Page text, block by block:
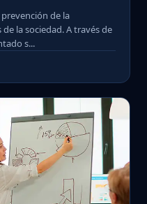
de la
la sociedad. A través de
s...